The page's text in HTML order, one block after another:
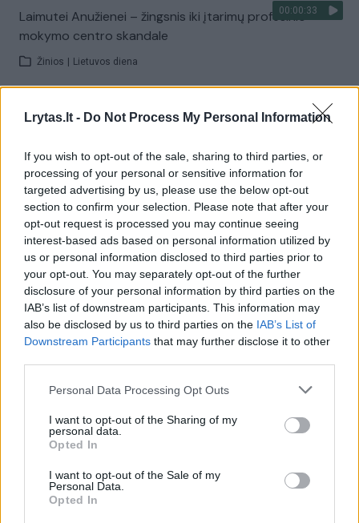
Lrytas.lt - Do Not Process My Personal Information
If you wish to opt-out of the sale, sharing to third parties, or
processing of your personal or sensitive information for
targeted advertising by us, please use the below opt-out
section to confirm your selection. Please note that after your
opt-out request is processed you may continue seeing
interest-based ads based on personal information utilized by
us or personal information disclosed to third parties prior to
your opt-out. You may separately opt-out of the further
disclosure of your personal information by third parties on the
IAB’s list of downstream participants. This information may
also be disclosed by us to third parties on the IAB’s List of
Downstream Participants that may further disclose it to other
Personal Data Processing Opt Outs
I want to opt-out of the Sharing of my
personal data.
Opted In
I want to opt-out of the Sale of my
Personal Data.
Opted In
00:00:33
Laimutei Anužienei – žingsnis iki įtarimų profesinio
mokymo centro skandale
Žinios Lietuvos diena
00:03:13
Švedai atliks Lietuvos kelių auditą: eižėjančio ruožo
Žinios | Lietuvos diena
00:00:39
Politiką apleidusi Loreta Graužinienė įsidarbino
valstybinėje įmonėje
Žinios | Lietuvos diena
Politologas apie A. Guogos planus: jis gali imtis valymo
Žinios | Lietuvos diena
Apsiskaičiavo: dėl pajamų skandalo traukiasi „Toshiba“
vadovas
Žinios | Verslas
Už energetikų taškymąsi pirtyse sumokėjo elektros